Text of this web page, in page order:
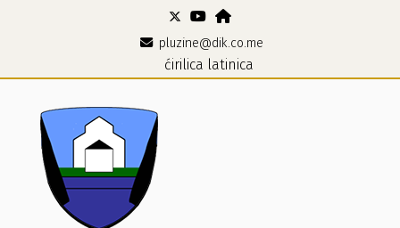
pluzine@dik.co.me
ćirilica latinica